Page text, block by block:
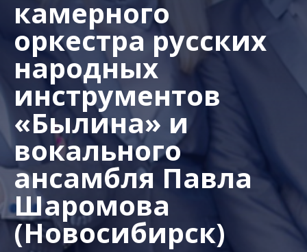
камерного
оркестра русских
народных
инструментов
«Былина» и
вокального
ансамбля Павла
Шаромова
(Новосибирск)